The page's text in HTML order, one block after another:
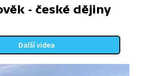
historii i současném životě Inuitů.
- české dějiny
Další videa